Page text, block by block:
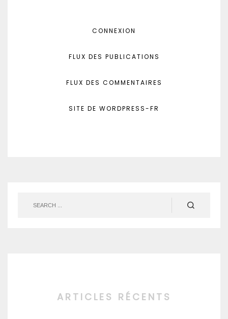
CONNEXION
FLUX DES PUBLICATIONS
FLUX DES COMMENTAIRES
SITE DE WORDPRESS-FR
ARTICLES RÉCENTS